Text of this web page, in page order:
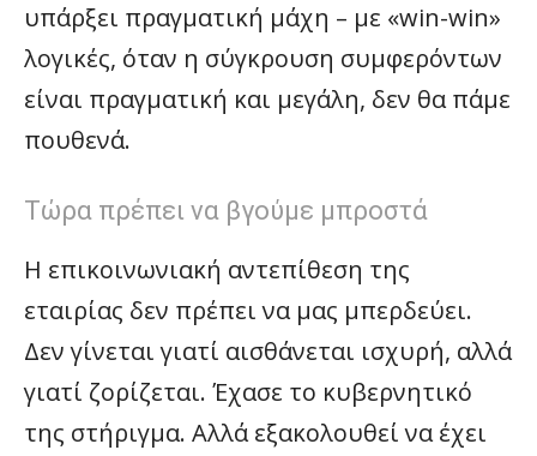
υπάρξει πραγματική μάχη – με «win-win»
λογικές, όταν η σύγκρουση συμφερόντων
είναι πραγματική και μεγάλη, δεν θα πάμε
πουθενά.
Τώρα πρέπει να βγούμε μπροστά
Η επικοινωνιακή αντεπίθεση της
εταιρίας δεν πρέπει να μας μπερδεύει.
Δεν γίνεται γιατί αισθάνεται ισχυρή, αλλά
γιατί ζορίζεται. Έχασε το κυβερνητικό
της στήριγμα. Αλλά εξακολουθεί να έχει